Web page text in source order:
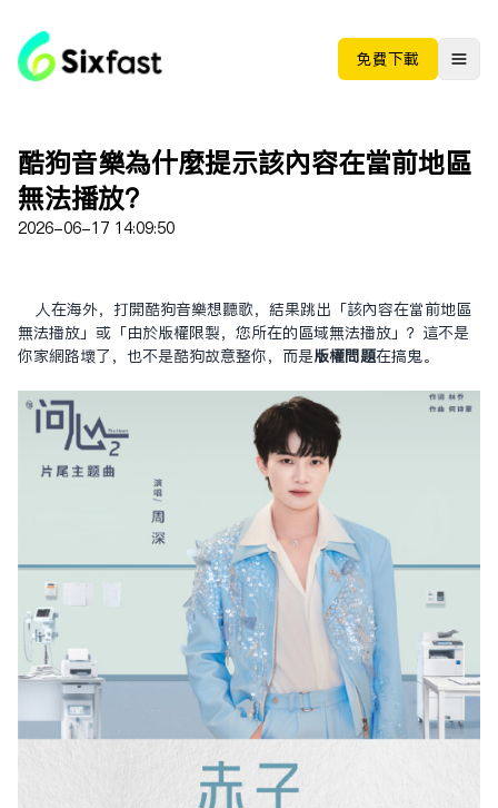
免费下载
酷狗音樂為什麼提示該內容在當前地區
無法播放？
2026-06-17 14:09:50
人在海外，打開酷狗音樂想聽歌，結果跳出「該內容在當前地區
無法播放」或「由於版權限制，您所在的區域無法播放」？這不是
你家網路壞了，也不是酷狗故意整你，而是版權問題在搞鬼。